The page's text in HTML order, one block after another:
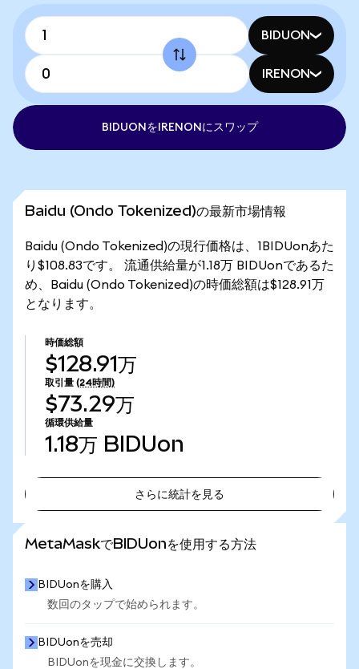
BIDUON
IRENON
BIDUONをIRENONにスワップ
Baidu (Ondo Tokenized)の最新市場情報
Baidu (Ondo Tokenized)の現行価格は、1BIDUonあた
り$108.83です。 流通供給量が1.18万 BIDUonであるた
め、Baidu (Ondo Tokenized)の時価総額は$128.91万
となります。
時価総額
$128.91万
取引量 (24時間)
$73.29万
循環供給量
1.18万 BIDUon
さらに統計を見る
MetaMaskでBIDUonを使用する方法
BIDUonを購入
数回のタップで始められます。
BIDUonを売却
BIDUonを現金に交換します。